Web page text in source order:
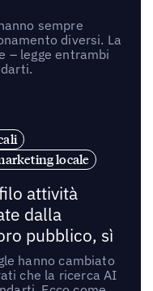
sempre
diversi. La
– legge entrambi
locale
attività
dalla
pubblico, sì
hanno cambiato
che la ricerca AI